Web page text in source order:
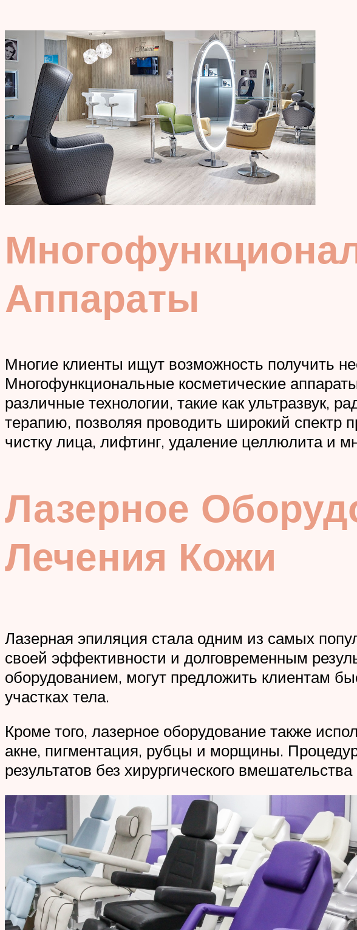
Аппараты
Многие клиенты ищут возможность получить
Многофункциональные косметические
различные технологии, такие как ультразвук,
терапию, позволяя проводить широкий спектр
чистку лица, лифтинг, удаление целлюлита и
Лазерное
Лечения Кожи
Лазерная эпиляция стала одним из самых
своей эффективности и долговременным
оборудованием, могут предложить клиентам
участках тела.
Кроме того, лазерное оборудование также
акне, пигментация, рубцы и морщины.
результатов без хирургического